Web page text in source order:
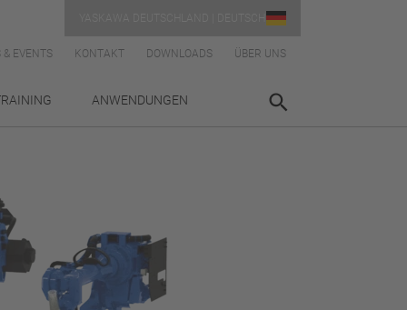
& EVENTS KONTAKT DOWNLOADS ÜBER UNS
ANWENDUNGEN